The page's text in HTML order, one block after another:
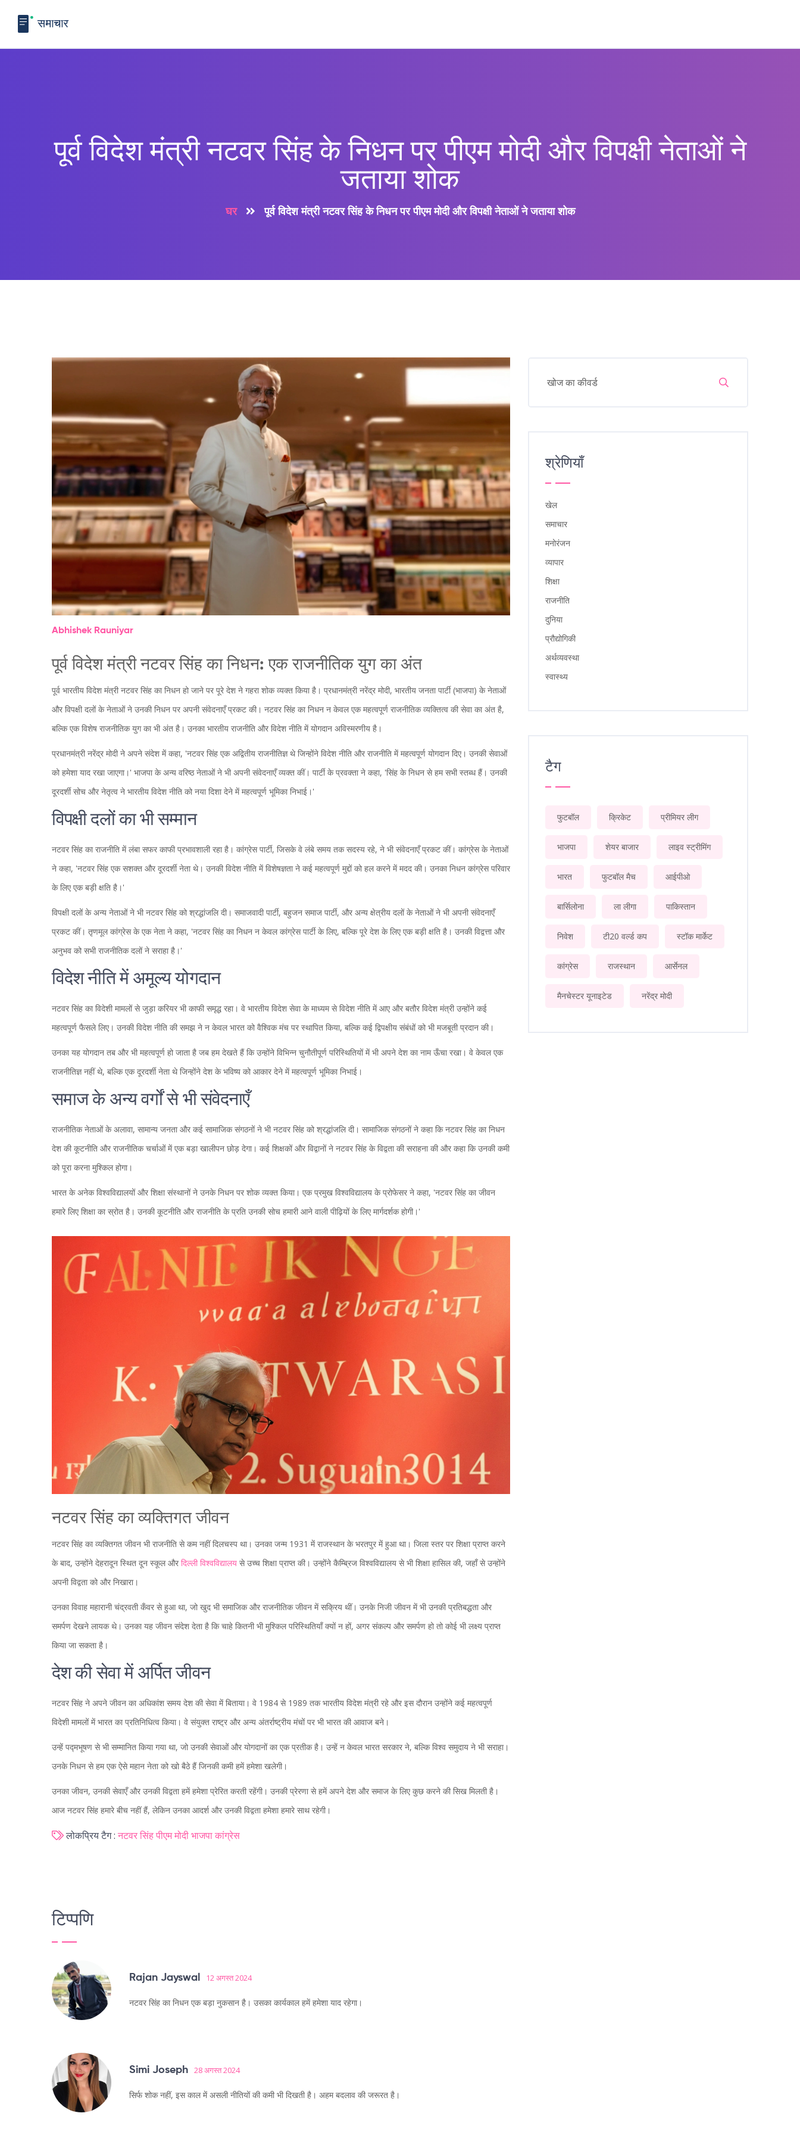
पूर्व विदेश मंत्री नटवर सिंह के निधन पर पीएम मोदी और विपक्षी नेताओं ने
जताया शोक
घर पूर्व विदेश मंत्री नटवर सिंह के निधन पर पीएम मोदी और विपक्षी नेताओं ने जताया शोक
Abhishek Rauniyar
पूर्व विदेश मंत्री नटवर सिंह का निधन: एक राजनीतिक युग का अंत
पूर्व भारतीय विदेश मंत्री नटवर सिंह का निधन हो जाने पर पूरे देश ने गहरा शोक व्यक्त किया है। प्रधानमंत्री नरेंद्र मोदी, भारतीय जनता पार्टी (भाजपा) के नेताओं
और विपक्षी दलों के नेताओं ने उनकी निधन पर अपनी संवेदनाएँ प्रकट की। नटवर सिंह का निधन न केवल एक महत्वपूर्ण राजनीतिक व्यक्तित्व की सेवा का अंत है,
बल्कि एक विशेष राजनीतिक युग का भी अंत है। उनका भारतीय राजनीति और विदेश नीति में योगदान अविस्मरणीय है।
प्रधानमंत्री नरेंद्र मोदी ने अपने संदेश में कहा, 'नटवर सिंह एक अद्वितीय राजनीतिज्ञ थे जिन्होंने विदेश नीति और राजनीति में महत्वपूर्ण योगदान दिए। उनकी सेवाओं
को हमेशा याद रखा जाएगा।' भाजपा के अन्य वरिष्ठ नेताओं ने भी अपनी संवेदनाएँ व्यक्त कीं। पार्टी के प्रवक्ता ने कहा, 'सिंह के निधन से हम सभी स्तब्ध हैं। उनकी
दूरदर्शी सोच और नेतृत्व ने भारतीय विदेश नीति को नया दिशा देने में महत्वपूर्ण भूमिका निभाई।'
विपक्षी दलों का भी सम्मान
नटवर सिंह का राजनीति में लंबा सफर काफी प्रभावशाली रहा है। कांग्रेस पार्टी, जिसके वे लंबे समय तक सदस्य रहे, ने भी संवेदनाएँ प्रकट कीं। कांग्रेस के नेताओं
ने कहा, 'नटवर सिंह एक सशक्त और दूरदर्शी नेता थे। उनकी विदेश नीति में विशेषज्ञता ने कई महत्वपूर्ण मुद्दों को हल करने में मदद की। उनका निधन कांग्रेस परिवार
के लिए एक बड़ी क्षति है।'
विपक्षी दलों के अन्य नेताओं ने भी नटवर सिंह को श्रद्धांजलि दी। समाजवादी पार्टी, बहुजन समाज पार्टी, और अन्य क्षेत्रीय दलों के नेताओं ने भी अपनी संवेदनाएँ
प्रकट कीं। तृणमूल कांग्रेस के एक नेता ने कहा, 'नटवर सिंह का निधन न केवल कांग्रेस पार्टी के लिए, बल्कि पूरे देश के लिए एक बड़ी क्षति है। उनकी विद्वत्ता और
अनुभव को सभी राजनीतिक दलों ने सराहा है।'
विदेश नीति में अमूल्य योगदान
नटवर सिंह का विदेशी मामलों से जुड़ा करियर भी काफी समृद्ध रहा। वे भारतीय विदेश सेवा के माध्यम से विदेश नीति में आए और बतौर विदेश मंत्री उन्होंने कई
महत्वपूर्ण फैसले लिए। उनकी विदेश नीति की समझ ने न केवल भारत को वैश्विक मंच पर स्थापित किया, बल्कि कई द्विपक्षीय संबंधों को भी मजबूती प्रदान की।
उनका यह योगदान तब और भी महत्वपूर्ण हो जाता है जब हम देखते हैं कि उन्होंने विभिन्न चुनौतीपूर्ण परिस्थितियों में भी अपने देश का नाम ऊँचा रखा। वे केवल एक
राजनीतिज्ञ नहीं थे, बल्कि एक दूरदर्शी नेता थे जिन्होंने देश के भविष्य को आकार देने में महत्वपूर्ण भूमिका निभाई।
समाज के अन्य वर्गों से भी संवेदनाएँ
राजनीतिक नेताओं के अलावा, सामान्य जनता और कई सामाजिक संगठनों ने भी नटवर सिंह को श्रद्धांजलि दी। सामाजिक संगठनों ने कहा कि नटवर सिंह का निधन
देश की कूटनीति और राजनीतिक चर्चाओं में एक बड़ा खालीपन छोड़ देगा। कई शिक्षकों और विद्वानों ने नटवर सिंह के विद्वता की सराहना की और कहा कि उनकी कमी
को पूरा करना मुश्किल होगा।
भारत के अनेक विश्वविद्यालयों और शिक्षा संस्थानों ने उनके निधन पर शोक व्यक्त किया। एक प्रमुख विश्वविद्यालय के प्रोफेसर ने कहा, 'नटवर सिंह का जीवन
हमारे लिए शिक्षा का स्रोत है। उनकी कूटनीति और राजनीति के प्रति उनकी सोच हमारी आने वाली पीढ़ियों के लिए मार्गदर्शक होगी।'
नटवर सिंह का व्यक्तिगत जीवन
नटवर सिंह का व्यक्तिगत जीवन भी राजनीति से कम नहीं दिलचस्प था। उनका जन्म 1931 में राजस्थान के भरतपुर में हुआ था। जिला स्तर पर शिक्षा प्राप्त करने
के बाद, उन्होंने देहरादून स्थित दून स्कूल और दिल्ली विश्वविद्यालय से उच्च शिक्षा प्राप्त की। उन्होंने कैम्ब्रिज विश्वविद्यालय से भी शिक्षा हासिल की, जहाँ से उन्होंने
अपनी विद्वता को और निखारा।
उनका विवाह महारानी चंद्रवती कँवर से हुआ था, जो खुद भी समाजिक और राजनीतिक जीवन में सक्रिय थीं। उनके निजी जीवन में भी उनकी प्रतिबद्धता और
समर्पण देखने लायक थे। उनका यह जीवन संदेश देता है कि चाहे कितनी भी मुश्किल परिस्थितियाँ क्यों न हों, अगर संकल्प और समर्पण हो तो कोई भी लक्ष्य प्राप्त
किया जा सकता है।
देश की सेवा में अर्पित जीवन
नटवर सिंह ने अपने जीवन का अधिकांश समय देश की सेवा में बिताया। वे 1984 से 1989 तक भारतीय विदेश मंत्री रहे और इस दौरान उन्होंने कई महत्वपूर्ण
विदेशी मामलों में भारत का प्रतिनिधित्व किया। वे संयुक्त राष्ट्र और अन्य अंतर्राष्ट्रीय मंचों पर भी भारत की आवाज बने।
उन्हें पद्मभूषण से भी सम्मानित किया गया था, जो उनकी सेवाओं और योगदानों का एक प्रतीक है। उन्हें न केवल भारत सरकार ने, बल्कि विश्व समुदाय ने भी सराहा।
उनके निधन से हम एक ऐसे महान नेता को खो बैठे हैं जिनकी कमी हमें हमेशा खलेगी।
उनका जीवन, उनकी सेवाएँ और उनकी विद्वता हमें हमेशा प्रेरित करती रहेंगी। उनकी प्रेरणा से हमें अपने देश और समाज के लिए कुछ करने की सिख मिलती है।
आज नटवर सिंह हमारे बीच नहीं हैं, लेकिन उनका आदर्श और उनकी विद्वता हमेशा हमारे साथ रहेगी।
लोकप्रिय टैग : नटवर सिंह पीएम मोदी भाजपा कांग्रेस
टिप्पणि
Rajan Jayswal 12 अगस्त 2024
नटवर सिंह का निधन एक बड़ा नुकसान है। उसका कार्यकाल हमें हमेशा याद रहेगा।
Simi Joseph 28 अगस्त 2024
सिर्फ शोक नहीं, इस काल में असली नीतियों की कमी भी दिखती है। अहम बदलाव की जरूरत है।
श्रेणियाँ
खेल
समाचार
मनोरंजन
व्यापार
शिक्षा
राजनीति
दुनिया
प्रौद्योगिकी
अर्थव्यवस्था
स्वास्थ्य
टैग
फुटबॉल क्रिकेट प्रीमियर लीग
भाजपा शेयर बाजार लाइव स्ट्रीमिंग
भारत फुटबॉल मैच आईपीओ
बार्सिलोना ला लीगा पाकिस्तान
निवेश टी20 वर्ल्ड कप स्टॉक मार्केट
कांग्रेस राजस्थान आर्सेनल
मैनचेस्टर यूनाइटेड नरेंद्र मोदी